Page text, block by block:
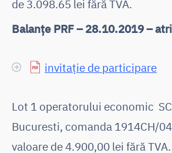
de 3.098.65 lei fără TVA.
Balanțe PRF – 28.10.2019 –
invitație de participare
Lot 1 operatorului economic SC
Bucuresti, comanda 1914CH/
valoare de 4.900,00 lei fără TVA.